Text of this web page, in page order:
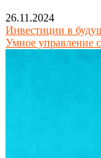
26.11.2024
Инвестиции в
Умное управление